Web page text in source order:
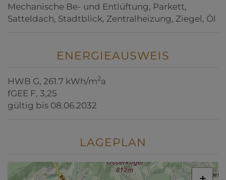
Mechanische Be- und Entlüftung Parkett
Satteldach Stadtblick Zentralheizung Ziegel Öl
ENERGIEAUSWEIS
HWB G, 261.7 kWh/m2a
fGEE F, 3,25
gültig bis 08.06.2032
LAGEPLAN